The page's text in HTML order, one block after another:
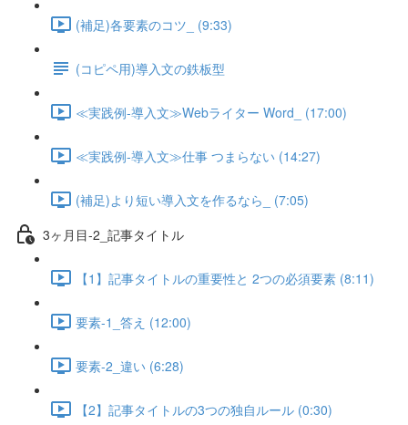
(補足)各要素のコツ_ (9:33)
(コピペ用)導入文の鉄板型
≪実践例-導入文≫Webライター Word_ (17:00)
≪実践例-導入文≫仕事 つまらない (14:27)
(補足)より短い導入文を作るなら_ (7:05)
3ヶ月目-2_記事タイトル
【1】記事タイトルの重要性と 2つの必須要素 (8:11)
要素-1_答え (12:00)
要素-2_違い (6:28)
【2】記事タイトルの3つの独自ルール (0:30)